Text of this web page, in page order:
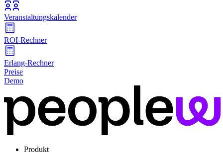
Veranstaltungskalender
ROI-Rechner
Erlang-Rechner
Preise
Demo
Produkt